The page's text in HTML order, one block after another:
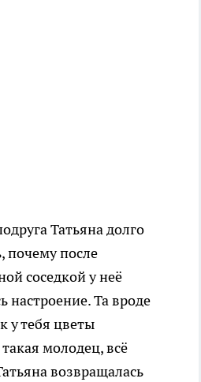
Татьяна долго
почему после
соседкой у неё
настроение. Та вроде
у тебя цветы
молодец, всё
возвращалась